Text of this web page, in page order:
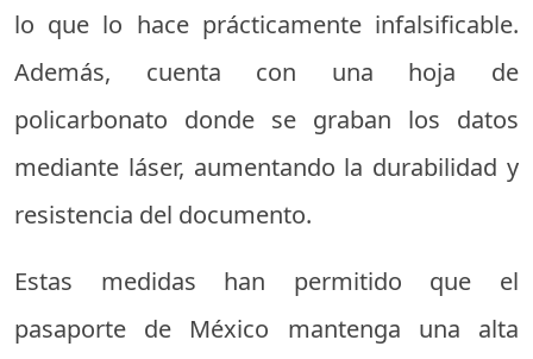
lo que lo hace prácticamente infalsificable.
Además, cuenta con una hoja de
policarbonato donde se graban los datos
mediante láser, aumentando la durabilidad y
resistencia del documento.
Estas medidas han permitido que el
pasaporte de México mantenga una alta